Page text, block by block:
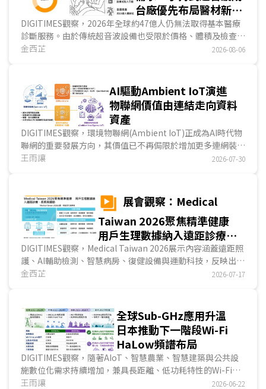
台廠優先布局醫材新商
機
DIGITIMES觀察，2026年全球約47億人仍無法取得基本醫療
診斷服務。由於傳統超音波設備也受限於價格、體積及檢查排
程，難以延伸至第一線場域。手持式超音波將探頭、影像處
加，醫療設備大廠、超音波新創與台灣ICT業者相繼投入，競
爭已由硬體規格延伸至AI軟體、法規驗證與通路布局。...
金西芷 2026-08-06
AI驅動Ambient IoT演進
物聯網價值由連結走向資料
資產
DIGITIMES觀察，環境物聯網(Ambient IoT)正成為AI時代物
聯網的重要發展方向，其價值已不再侷限於增加更多連網裝
置，而是重新定義企業建立、治理及運用資料資產的方式。隨
力，使物聯網由設備連結逐步走向環境感知，並進一步支撐AI
分析、自動化決策及智慧服務發展，成為企業推動數位轉型的
重要基礎。...
王雨讓 2026-07-30
展會觀察：Medical
Taiwan 2026聚焦精準健康
用戶生理數據納入遠距診療、
長照與運動
DIGITIMES觀察，Medical Taiwan 2026展示內容涵蓋遠距照
護、AI輔助檢測、智慧病房、復健設備與運動科技，反映出用
戶生理數據已納入診療、長照及運動服務。本屆業者除展示設
示邁入實際應用發展。多數醫材已取得TFDA、美國FDA或其
他市場許可，產業重點開始步入通路拓展與商業模式驗證。...
金西芷 2026-07-17
全球Sub-GHz應用升溫
日本推動下一階段Wi-Fi
HaLow頻譜布局
DIGITIMES觀察，隨著AIoT、智慧農業、智慧建築與公共設
施數位化需求持續增加，兼具長距離、低功耗特性的Wi-Fi
HaLow (IEEE 802.11ah)逐漸展現應用價值。相較於主流Wi-
王雨讓 2026-06-22